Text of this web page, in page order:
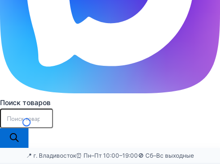
Поиск товаров
📍 г. Владивосток⏰ Пн–Пт 10:00–19:00🚫 Сб–Вс выходные